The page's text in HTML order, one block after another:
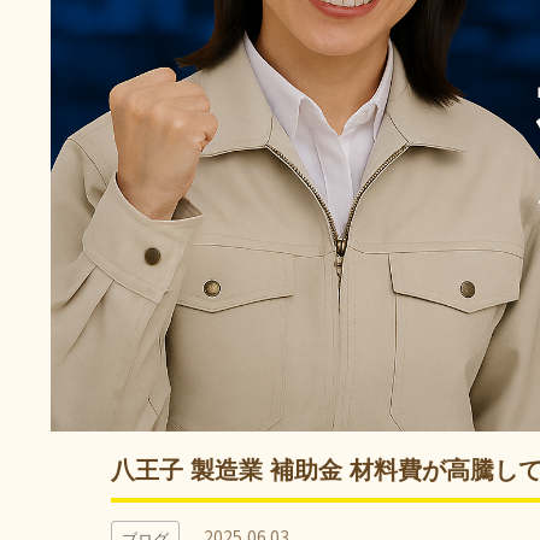
八王子 製造業 補助金 材料費が高騰し